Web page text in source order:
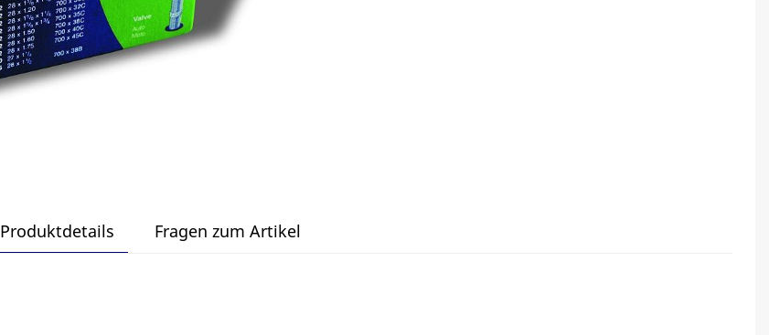
Produktdetails Fragen zum Artikel